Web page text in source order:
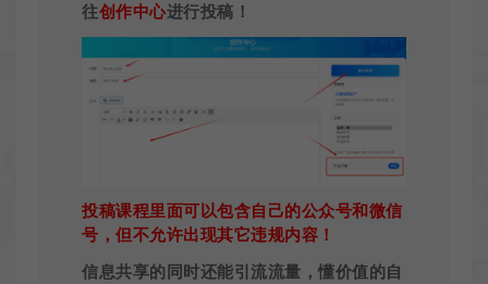
往创作中心进行投稿！
投稿课程里面可以包含自己的公众号和微信
号，但不允许出现其它违规内容！
信息共享的同时还能引流流量，懂价值的自